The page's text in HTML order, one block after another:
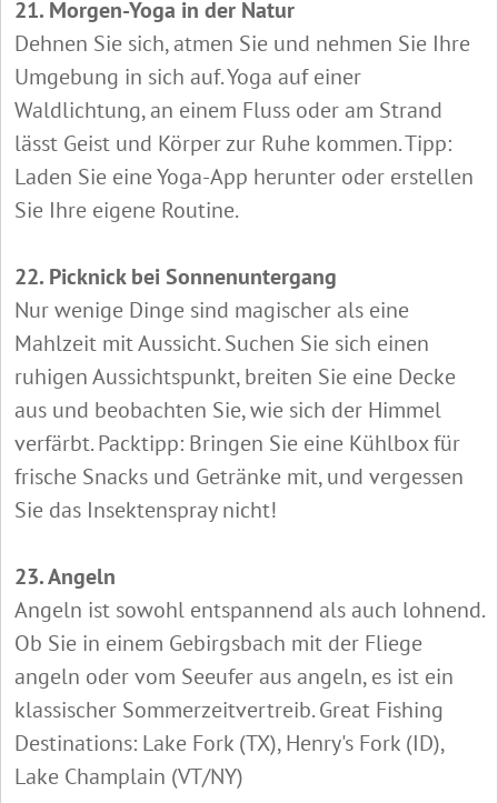
21. Morgen-Yoga in der Natur
Dehnen Sie sich, atmen Sie und nehmen Sie Ihre
Umgebung in sich auf. Yoga auf einer
Waldlichtung, an einem Fluss oder am Strand
lässt Geist und Körper zur Ruhe kommen. Tipp:
Laden Sie eine Yoga-App herunter oder erstellen
Sie Ihre eigene Routine.
22. Picknick bei Sonnenuntergang
Nur wenige Dinge sind magischer als eine
Mahlzeit mit Aussicht. Suchen Sie sich einen
ruhigen Aussichtspunkt, breiten Sie eine Decke
aus und beobachten Sie, wie sich der Himmel
verfärbt. Packtipp: Bringen Sie eine Kühlbox für
frische Snacks und Getränke mit, und vergessen
Sie das Insektenspray nicht!
23. Angeln
Angeln ist sowohl entspannend als auch lohnend.
Ob Sie in einem Gebirgsbach mit der Fliege
angeln oder vom Seeufer aus angeln, es ist ein
klassischer Sommerzeitvertreib. Great Fishing
Destinations: Lake Fork (TX), Henry's Fork (ID),
Lake Champlain (VT/NY)